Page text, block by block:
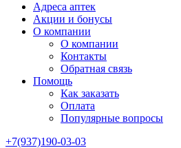
Адреса аптек
Акции и бонусы
О компании
О компании
Контакты
Обратная связь
Помощь
Как заказать
Оплата
Популярные вопросы
+7(937)190-03-03